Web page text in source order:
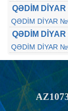
QƏDİM DİYAR
QƏDİM DİYAR
QƏDİM DİYAR
QƏDİM DİYAR